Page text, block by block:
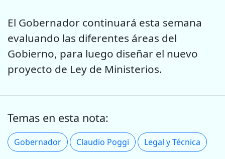
El Gobernador continuará esta semana
evaluando las diferentes áreas del
Gobierno, para luego diseñar el nuevo
proyecto de Ley de Ministerios.
Temas en esta nota:
Gobernador Claudio Poggi Legal y Técnica